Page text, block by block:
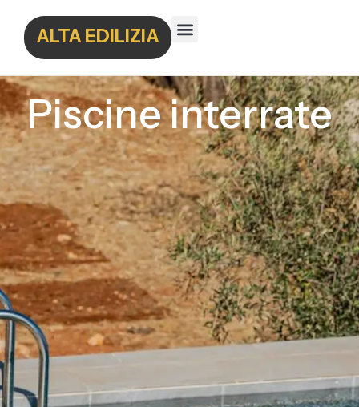
ALTA EDILIZIA
Piscine interrate